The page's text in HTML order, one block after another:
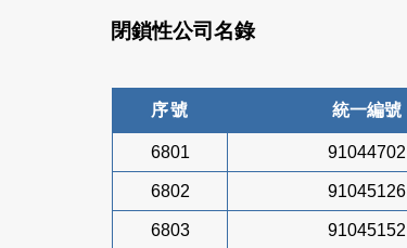
閉鎖性公司名錄
序號 統一編號
6801 91044702
6802 91045126
6803 91045152